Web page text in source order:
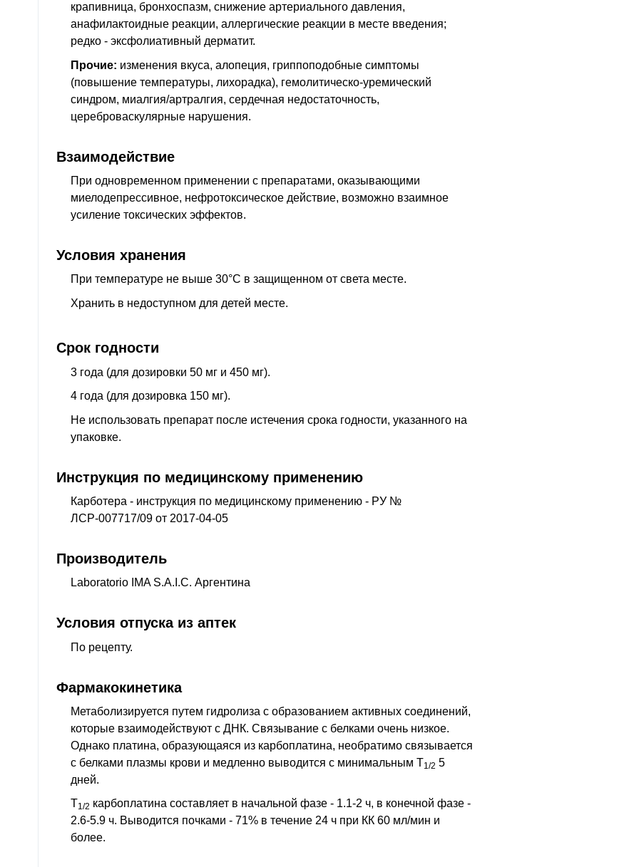
крапивница, бронхоспазм, снижение артериального давления,
анафилактоидные реакции, аллергические реакции в месте введения;
редко - эксфолиативный дерматит.
Прочие: изменения вкуса, алопеция, гриппоподобные симптомы
(повышение температуры, лихорадка), гемолитическо-уремический
синдром, миалгия/артралгия, сердечная недостаточность,
цереброваскулярные нарушения.
Взаимодействие
При одновременном применении с препаратами, оказывающими
миелодепрессивное, нефротоксическое действие, возможно взаимное
усиление токсических эффектов.
Условия хранения
При температуре не выше 30°С в защищенном от света месте.
Хранить в недоступном для детей месте.
Срок годности
3 года (для дозировки 50 мг и 450 мг).
4 года (для дозировка 150 мг).
Не использовать препарат после истечения срока годности, указанного на
упаковке.
Инструкция по медицинскому применению
Карботера - инструкция по медицинскому применению - РУ №
ЛСР-007717/09 от 2017-04-05
Производитель
Laboratorio IMA S.A.I.C. Аргентина
Условия отпуска из аптек
По рецепту.
Фармакокинетика
Метаболизируется путем гидролиза с образованием активных соединений,
которые взаимодействуют с ДНК. Связывание с белками очень низкое.
Однако платина, образующаяся из карбоплатина, необратимо связывается
с белками плазмы крови и медленно выводится с минимальным T1/2 5
дней.
T1/2 карбоплатина составляет в начальной фазе - 1.1-2 ч, в конечной фазе -
2.6-5.9 ч. Выводится почками - 71% в течение 24 ч при КК 60 мл/мин и
более.